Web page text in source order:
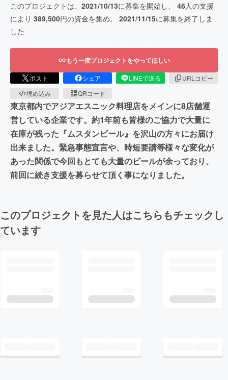
このプロジェクトは、 2021/10/13に募集を開始し、 46人の支援
により 389,500円の資金を集め、 2021/11/15に募集を終了しま
した
もう一度プロジェクトをやってほしい
ポスト シェア LINEで送る
URLコピー
埋め込み
QRコード
東京都内でアジアエスニック料理店をメインに8店舗運
営している企業です。約1年前も皆様のご協力で大量に
在庫が残った『ムスタンビール』を沢山の方々にお届け
出来ました。緊急事態宣言や、時短要請等様々な変化が
あった関係で今回もとても大量のビールが余っており、
前回に続き支援を募らせて頂く事になりました。
このプロジェクトを見た人はこちらもチェックし
ています